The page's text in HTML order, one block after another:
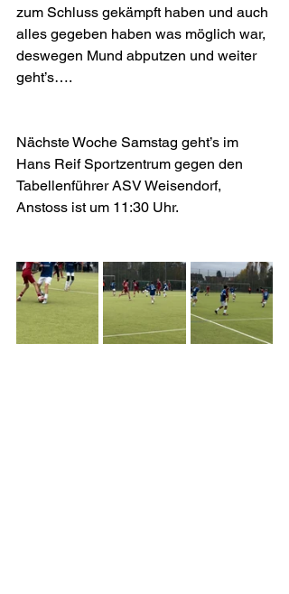
zum Schluss gekämpft haben und auch
alles gegeben haben was möglich war,
deswegen Mund abputzen und weiter
geht’s….
Nächste Woche Samstag geht’s im
Hans Reif Sportzentrum gegen den
Tabellenführer ASV Weisendorf,
Anstoss ist um 11:30 Uhr.